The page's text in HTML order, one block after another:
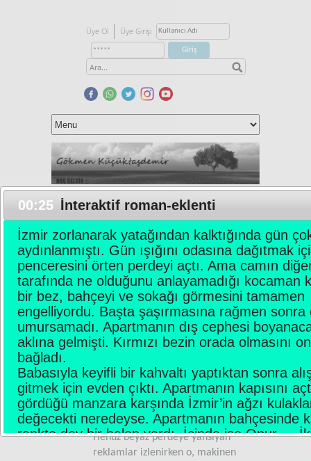
Üye Ol Üye Girişi
1- İNTERAKTİF ROMAN
Uçağının kalkmasına saatler vardı.
Vakit geçirmek için Roma
sokaklarında dolaşırken birden
yağmur bastırdı. O sırada Sentido
adlı sinema salonunun önündeydi ve
afişlere bakarken kendini seyirciler
arasında buldu. Salon dolu olduğu
için biletini en arka sıradan
odasından açılan o sihirli küçük
pencerenin önündeydi. Sinema
makinesinin sesini rahatlıkla
duyabiliyordu. Bu sesi çok severdi.
Henüz beyaz perdeye yansıyan
reklamlar izlenirken o, makinen
00:23 İnteraktif roman-eklenti
İzmir zorlanarak yatağından kalktığında gün
aydınlanmıştı. Gün ışığını odasına dağıtmak
penceresini örten perdeyi açtı. Ama camın
tarafında ne olduğunu anlayamadığı kocaman
bir bez, bahçeyi ve sokağı görmesini tamamen
engelliyordu. Başta şaşırmasına rağmen sonra
umursamadı. Apartmanın dış cephesi
aklına gelmişti. Kırmızı bezin orada olmasını
bağladı.
Babasıyla keyifli bir kahvaltı yaptıktan sonra
gitmek için evden çıktı. Apartmanın kapısını
gördüğü manzara karşında İzmir’in ağzı
değecekti neredeyse. Apartmanın bahçesinde
renkte dev bir balon vardı. İçinde ise Onur…
balonun yanında duruyor ve yere çivilenmiş